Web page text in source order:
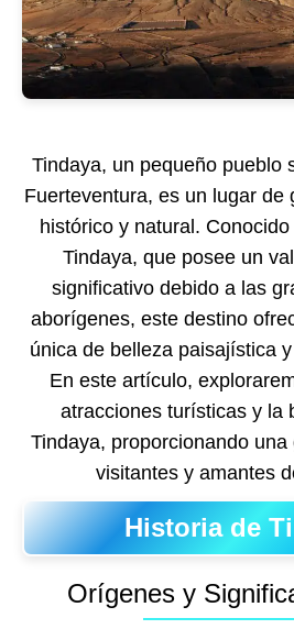
Tindaya, un pequeño pueblo
Fuerteventura, es un lugar de
histórico y natural.
Tindaya, que posee un
significativo debido a las
aborígenes, este destino
única de belleza paisajística
En este artículo,
atracciones turísticas y la
Tindaya, proporcionando
visitantes y amantes
Historia de
Orígenes y